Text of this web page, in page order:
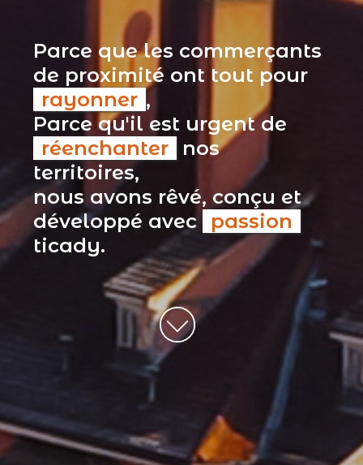
Parce que les commerçants
de proximité ont tout pour
rayonner ,
Parce qu'il est urgent de
réenchanter
nos
territoires,
nous avons rêvé, conçu et
développé avec passion
ticady.